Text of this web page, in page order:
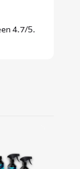
4.7/5.